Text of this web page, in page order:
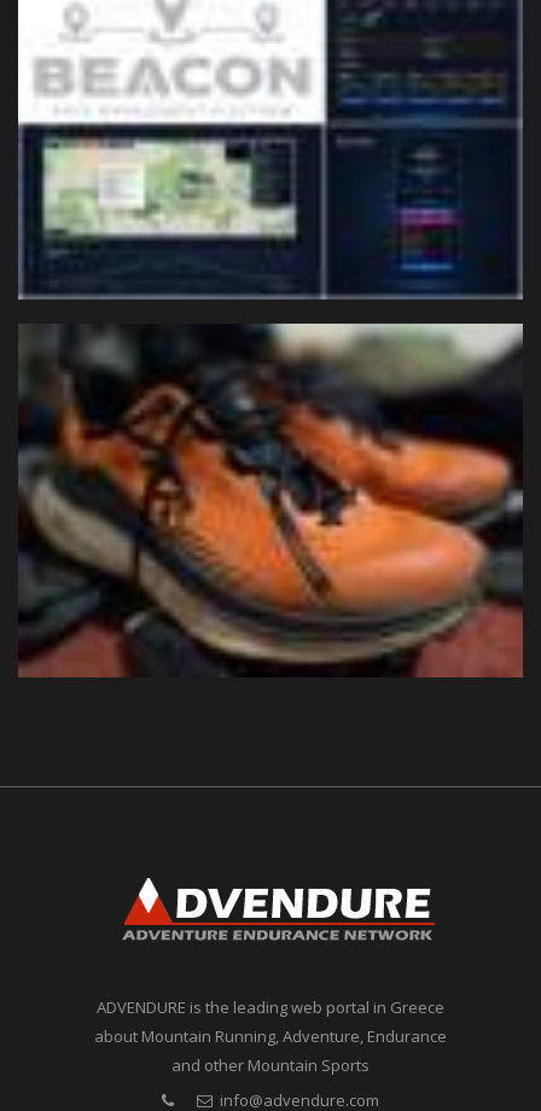
ADVENDURE is the leading web portal in Greece
about Mountain Running, Adventure, Endurance
and other Mountain Sports
info@advendure.com